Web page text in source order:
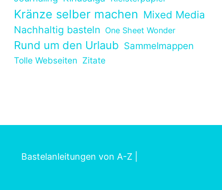
Kränze selber machen Mixed Media
Nachhaltig basteln One Sheet Wonder
Rund um den Urlaub Sammelmappen
Tolle Webseiten Zitate
Bastelanleitungen von A-Z|